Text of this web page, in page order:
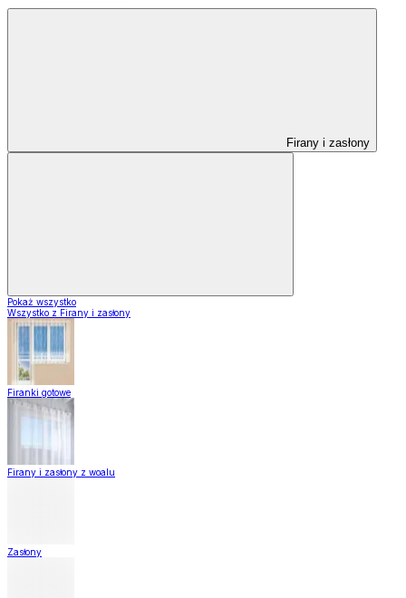
Firany i zasłony
Pokaż wszystko
Wszystko z Firany i zasłony
Firanki gotowe
Firany i zasłony z woalu
Zasłony